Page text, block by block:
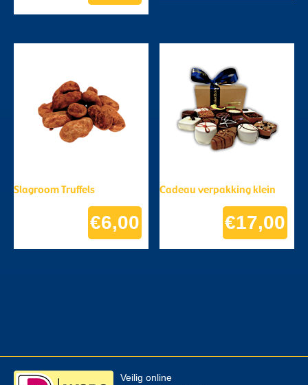
Slagroom Truffels
€6,00
Cadeau verpakking klein
€17,00
Veilig online